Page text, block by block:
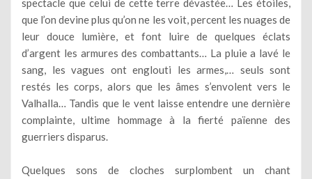
spectacle que celui de cette terre dévastée… Les étoiles,
que l’on devine plus qu’on ne les voit, percent les nuages de
leur douce lumière, et font luire de quelques éclats
d’argent les armures des combattants… La pluie a lavé le
sang, les vagues ont englouti les armes,… seuls sont
restés les corps, alors que les âmes s’envolent vers le
Valhalla… Tandis que le vent laisse entendre une dernière
complainte, ultime hommage à la fierté païenne des
guerriers disparus.
Quelques sons de cloches surplombent un chant